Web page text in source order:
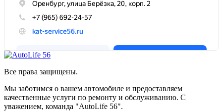
Все права защищены.
Мы заботимся о вашем автомобиле и предоставляем
качественные услуги по ремонту и обслуживанию. С
уважением, команда "AutoLife 56".